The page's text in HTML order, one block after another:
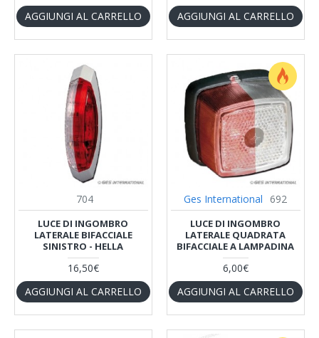
AGGIUNGI AL CARRELLO
AGGIUNGI AL CARRELLO
704
LUCE DI INGOMBRO
LATERALE BIFACCIALE
SINISTRO - HELLA
16,50€
AGGIUNGI AL CARRELLO
Ges International 692
LUCE DI INGOMBRO
LATERALE QUADRATA
BIFACCIALE A LAMPADINA
6,00€
AGGIUNGI AL CARRELLO